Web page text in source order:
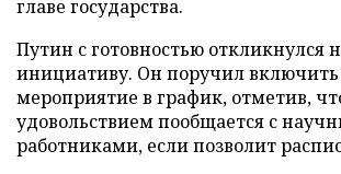
главе государства.
Путин с готовностью откликнулся
инициативу. Он поручил включить
мероприятие в график, отметив,
удовольствием пообщается с
работниками, если позволит